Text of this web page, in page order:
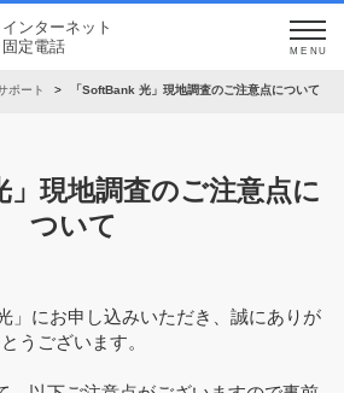
インターネット
固定電話
MENU
ポート 「SoftBank 光」現地調査のご注意点について
」現地調査のご注意点に
ついて
」にお申し込みいただき、誠にありが
とうございます。